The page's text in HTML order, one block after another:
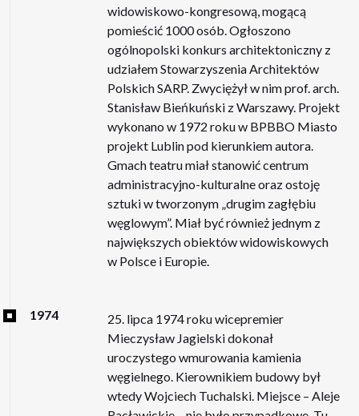
widowiskowo-kongresową, mogącą
pomieścić 1000 osób. Ogłoszono
ogólnopolski konkurs architektoniczny z
udziałem Stowarzyszenia Architektów
Polskich SARP. Zwyciężył w nim prof. arch.
Stanisław Bieńkuński z Warszawy. Projekt
wykonano w 1972 roku w BPBBO Miasto
projekt Lublin pod kierunkiem autora.
Gmach teatru miał stanowić centrum
administracyjno-kulturalne oraz ostoję
sztuki w tworzonym „drugim zagłębiu
węglowym”. Miał być również jednym z
największych obiektów widowiskowych
w Polsce i Europie.
1974
25. lipca 1974 roku wicepremier
Mieczysław Jagielski dokonał
uroczystego wmurowania kamienia
węgielnego. Kierownikiem budowy był
wtedy Wojciech Tuchalski. Miejsce – Aleje